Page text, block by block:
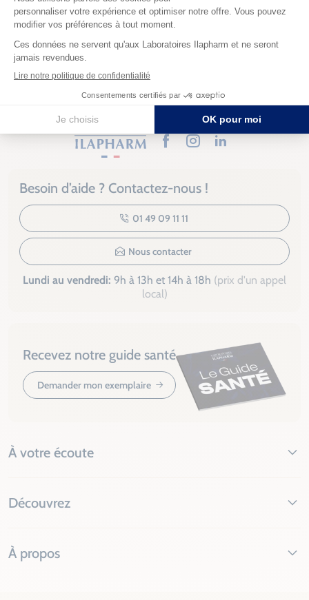
confidentialité
Besoin d’aide ? Contactez-nous !
01 49 09 11 11
Nous contacter
Lundi au vendredi: 9h à 13h et 14h à 18h (prix d'un appel
local)
FacebookInstagramLinkedIn
Recevez notre guide santé
Demander mon exemplaire
À votre écoute
Découvrez
À propos